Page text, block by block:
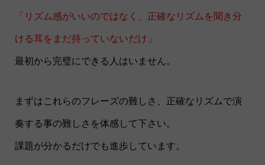
「リズム感がいいのではなく、正確なリズムを聞き分
ける耳をまだ持っていないだけ」
最初から完璧にできる人はいません。
まずはこれらのフレーズの難しさ、正確なリズムで演
奏する事の難しさを体感して下さい。
課題が分かるだけでも進歩しています。